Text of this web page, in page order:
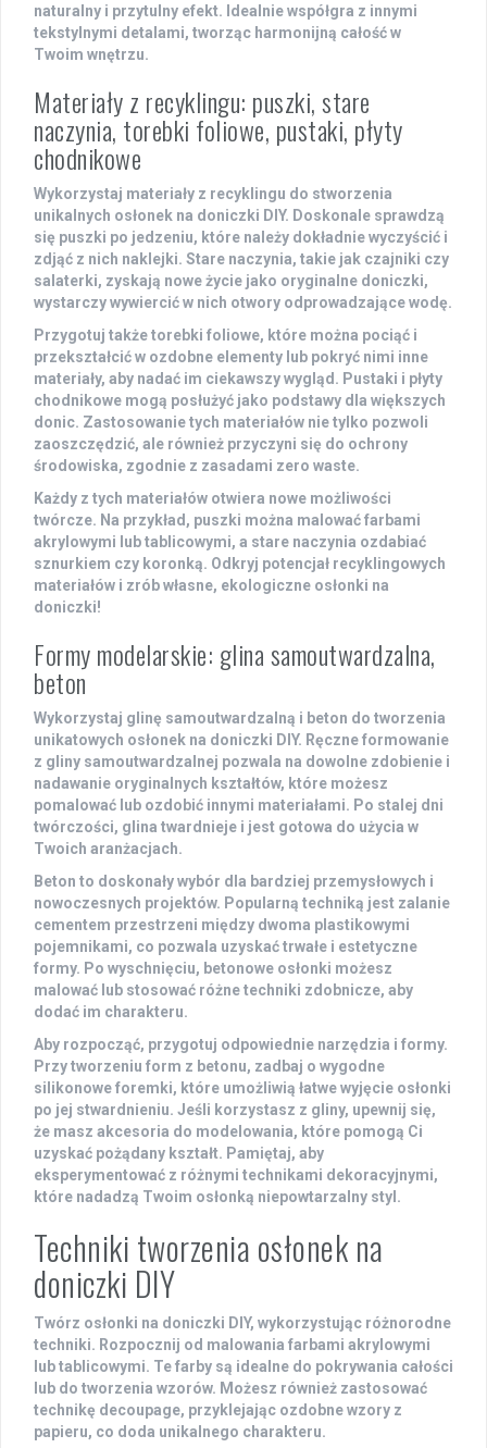
naturalny i przytulny efekt. Idealnie współgra z innymi
tekstylnymi detalami, tworząc harmonijną całość w
Twoim wnętrzu.
Materiały z recyklingu: puszki, stare
naczynia, torebki foliowe, pustaki, płyty
chodnikowe
Wykorzystaj materiały z recyklingu do stworzenia
unikalnych osłonek na doniczki DIY. Doskonale sprawdzą
się puszki po jedzeniu, które należy dokładnie wyczyścić i
zdjąć z nich naklejki. Stare naczynia, takie jak czajniki czy
salaterki, zyskają nowe życie jako oryginalne doniczki,
wystarczy wywiercić w nich otwory odprowadzające wodę.
Przygotuj takżetorebki foliowe, które można pociąć i
przekształcić w ozdobne elementy lub pokryć nimi inne
materiały, aby nadać im ciekawszy wygląd. Pustaki i płyty
chodnikowe mogą posłużyć jako podstawy dla większych
donic. Zastosowanie tych materiałów nie tylko pozwoli
zaoszczędzić, ale również przyczyni się do ochrony
środowiska, zgodnie z zasadami zero waste.
Każdy z tych materiałów otwiera nowe możliwości
twórcze. Na przykład, puszki można malować farbami
akrylowymi lub tablicowymi, a stare naczynia ozdabiać
sznurkiem czy koronką. Odkryj potencjał recyklingowych
materiałów i zrób własne, ekologiczne osłonki na
doniczki!
Formy modelarskie: glina samoutwardzalna,
beton
Wykorzystaj glinę samoutwardzalną i beton do tworzenia
unikatowych osłonek na doniczki DIY. Ręczne formowanie
z gliny samoutwardzalnej pozwala na dowolne zdobienie i
nadawanie oryginalnych kształtów, które możesz
pomalować lub ozdobić innymi materiałami. Po stalej dni
twórczości, glina twardnieje i jest gotowa do użycia w
Twoich aranżacjach.
Beton to doskonały wybór dla bardziej przemysłowych i
nowoczesnych projektów. Popularną techniką jest zalanie
cementem przestrzeni między dwoma plastikowymi
pojemnikami, co pozwala uzyskać trwałe i estetyczne
formy. Po wyschnięciu, betonowe osłonki możesz
malować lub stosować różne techniki zdobnicze, aby
dodać im charakteru.
Aby rozpocząć, przygotuj odpowiednie narzędzia i formy.
Przy tworzeniu form z betonu, zadbaj o wygodne
silikonowe foremki, które umożliwią łatwe wyjęcie osłonki
po jej stwardnieniu. Jeśli korzystasz z gliny, upewnij się,
że masz akcesoria do modelowania, które pomogą Ci
uzyskać pożądany kształt. Pamiętaj, aby
eksperymentować z różnymi technikami dekoracyjnymi,
które nadadzą Twoim osłonką niepowtarzalny styl.
Techniki tworzenia osłonek na
doniczki DIY
Twórz osłonki na doniczki DIY, wykorzystując różnorodne
techniki. Rozpocznij od malowania farbami akrylowymi
lub tablicowymi. Te farby są idealne do pokrywania całości
lub do tworzenia wzorów. Możesz również zastosować
technikę decoupage, przyklejając ozdobne wzory z
papieru, co doda unikalnego charakteru.